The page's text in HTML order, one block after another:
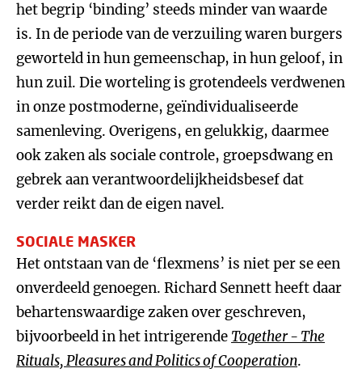
het begrip ‘binding’ steeds minder van waarde
is. In de periode van de verzuiling waren burgers
geworteld in hun gemeenschap, in hun geloof, in
hun zuil. Die worteling is grotendeels verdwenen
in onze postmoderne, geïndividualiseerde
samenleving. Overigens, en gelukkig, daarmee
ook zaken als sociale controle, groepsdwang en
gebrek aan verantwoordelijkheidsbesef dat
verder reikt dan de eigen navel.
SOCIALE MASKER
Het ontstaan van de ‘flexmens’ is niet per se een
onverdeeld genoegen. Richard Sennett heeft daar
behartenswaardige zaken over geschreven,
bijvoorbeeld in het intrigerende Together - The
Rituals, Pleasures and Politics of Cooperation.